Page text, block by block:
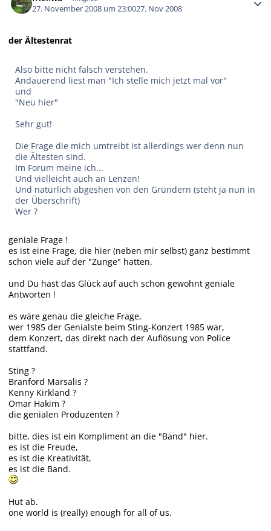
27. November 2008 um 23:0027. Nov 2008
der Ältestenrat
Also bitte nicht falsch verstehen.
Andauerend liest man "Ich stelle mich jetzt mal vor"
und
"Neu hier"
Sehr gut!
Die Frage die mich umtreibt ist allerdings wer denn nun
die Ältesten sind.
Im Forum meine ich...
Und vielleicht auch an Lenzen!
Und natürlich abgeshen von den Gründern (steht ja nun in
der Überschrift)
Wer ?
geniale Frage !
es ist eine Frage, die hier (neben mir selbst) ganz bestimmt
schon viele auf der "Zunge" hatten.
und Du hast das Glück auf auch schon gewohnt geniale
Antworten !
es wäre genau die gleiche Frage,
wer 1985 der Genialste beim Sting-Konzert 1985 war,
dem Konzert, das direkt nach der Auflösung von Police
stattfand.
Sting ?
Branford Marsalis ?
Kenny Kirkland ?
Omar Hakim ?
die genialen Produzenten ?
bitte, dies ist ein Kompliment an die "Band" hier.
es ist die Freude,
es ist die Kreativität,
es ist die Band.
Hut ab.
one world is (really) enough for all of us.